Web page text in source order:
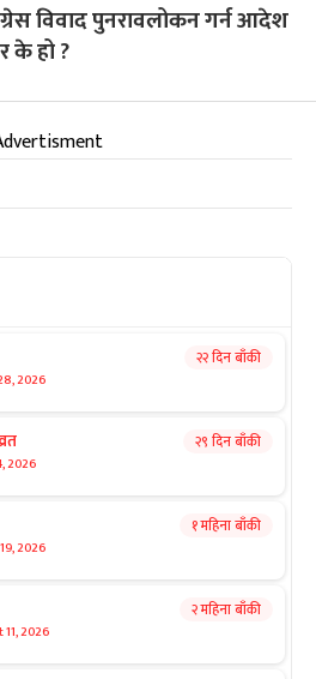
विवाद पुनरावलोकन गर्न आदेश
के हो ?
2026
२२ दिन बाँकी
2026
२९ दिन बाँकी
2026
१ महिना बाँकी
11, 2026
२ महिना बाँकी